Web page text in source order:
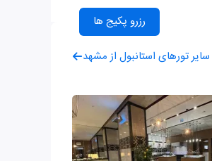
رزرو پکیج ها
سایر تورهای استانبول از مشهد